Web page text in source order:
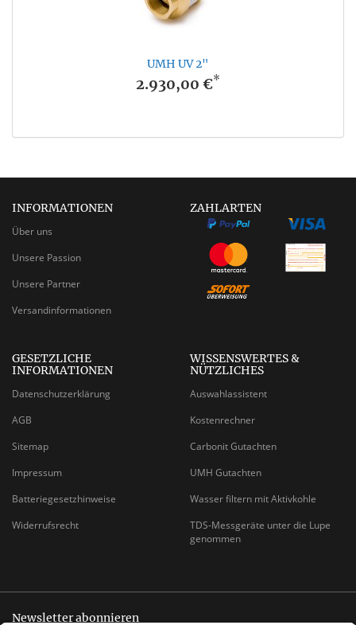
UMH UV 2"
2.930,00 €*
INFORMATIONEN
Über uns
Unsere Passion
Unsere Partner
Versandinformationen
ZAHLARTEN
GESETZLICHE
INFORMATIONEN
Datenschutzerklärung
AGB
Sitemap
Impressum
Batteriegesetzhinweise
Widerrufsrecht
WISSENSWERTES &
NÜTZLICHES
Auswahlassistent
Kostenrechner
Carbonit Gutachten
UMH Gutachten
Wasser filtern mit Aktivkohle
TDS-Messgeräte unter die Lupe
genommen
Newsletter abonnieren